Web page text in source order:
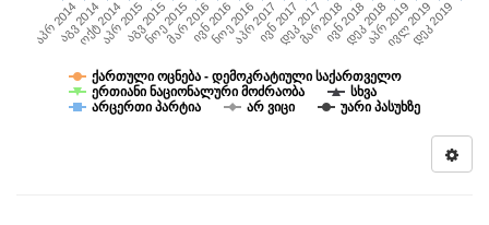
ქართული ოცნება - დემოკრატიული საქართველო
ერთიანი ნაციონალური მოძრაობა
სხვა
არცერთი პარტია
არ ვიცი უარი პასუხზე
აპრ 2014აგვ 2014
ოქტ 2014აპრ 2015აგვ 2015
ნოე 2015მარ 2016ივნ 2016
ნოე 2016აპრ 2017ივნ 2017
დეკ 2017მარ 2018ივნ 2018
დეკ 2018აპრ 2019
ივლ 2019
დეკ 2019